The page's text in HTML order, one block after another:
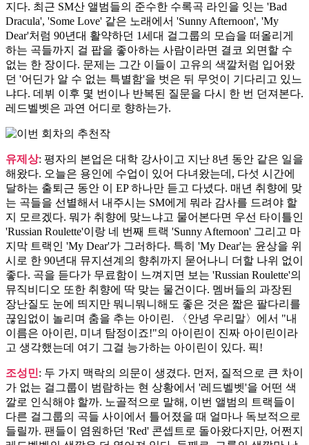
지다. 최근 SM산 앨범들의 준수한 수록곡 라인을 잇는 'Bad
Dracula', 'Some Love' 같은 노래에서 'Sunny Afternoon', 'My
Dear'처럼 90년대 활약하던 1세대 걸그룹의 모습을 떠올리게
하는 곡들까지 걸 팝을 좋아하는 사람이라면 결코 외면할 수
없는 한 장이다. 문제는 그간 이들이 고유의 색깔처럼 입어왔
던 '어딘가 알 수 없는 특별함'을 벗은 뒤 무엇이 기다리고 있느
냐다. 데뷔 이후 몇 번이나 반복된 질문을 다시 한 번 던져본다.
레드벨벳은 과연 어디로 향하는가.
유제상: 평자의 본업은 대학 강사이고 지난 8년 동안 같은 일을
해왔다. 오늘은 용인에 수업이 있어 다녀왔는데, 다섯 시간에
달하는 출퇴근 동안 이 EP 하나만 듣고 다녔다. 매년 취향에 맞
는 곡들을 선별해서 내주시는 SM에게 뭐라 감사를 드려야 할
지 모르겠다. 뭐가 취향에 맞느냐고 물어본다면 우선 타이틀인
'Russian Roulette'이랑 네 번째 트랙 'Sunny Afternoon' 그리고 마
지막 트랙인 'My Dear'가 그러하다. 특히 'My Dear'는 윤상을 위
시로 한 90년대 뮤지션계의 향취까지 묻어나니 더할 나위 없이
좋다. 곡을 듣다가 무료함이 느껴지면 보는 'Russian Roulette'의
뮤직비디오 또한 취향에 딱 맞는 물건이다. 멤버들의 과장된
장난질도 눈에 띄지만 뭐니뭐니해도 좋은 것은 짧은 팔다리를
끊임없이 놀리며 춤을 추는 아이린. 〈안녕 우리말〉에서 "내
이름은 아이린, 미녀 탐정이죠!"의 아이린이 진짜 아이린이라
고 생각했는데 여기 그걸 능가하는 아이린이 있다. 픽!
조성민: 두 가지 맥락의 의문이 생겼다. 먼저, 질적으로 큰 차이
가 없는 걸그룹이 범람하는 현 상황에서 '레드벨벳'을 어떤 색
깔로 인식해야 할까. 노골적으로 말해, 이번 앨범의 트랙들이
다른 걸그룹의 곡들 사이에서 틀어졌을 때 얼마나 독보적으로
들릴까. 팬들이 염원하던 'Red' 콘셉트로 돌아왔다지만, 어쩐지